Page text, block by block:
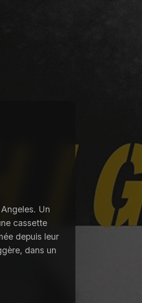
Un
cassette
depuis leur
dans un